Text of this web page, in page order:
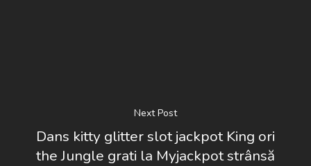
Next Post
Dans kitty glitter slot jackpot King ori
the Jungle grati la Myjackpot strânsă